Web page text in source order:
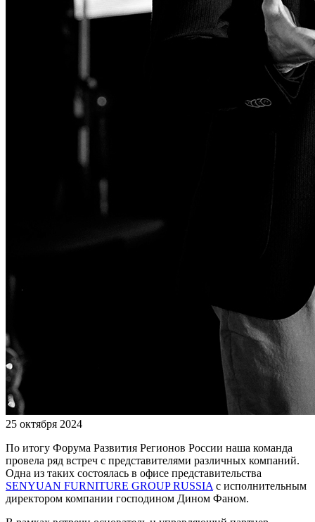
25 октября 2024
По итогу Форума Развития Регионов России наша команда
провела ряд встреч с представителями различных компаний.
Одна из таких состоялась в офисе представительства
SENYUAN FURNITURE GROUP RUSSIA с исполнительным
директором компании господином Дином Фаном.